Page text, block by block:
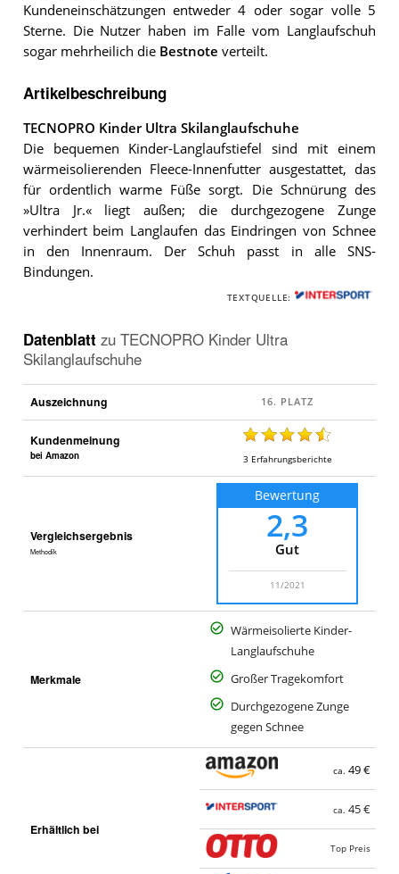
Kundeneinschätzungen entweder 4 oder sogar volle 5
Sterne. Die Nutzer haben im Falle vom Langlaufschuh
sogar mehrheilich die Bestnote verteilt.
Artikelbeschreibung
TECNOPRO Kinder Ultra Skilanglaufschuhe
Die bequemen Kinder-Langlaufstiefel sind mit einem
wärmeisolierenden Fleece-Innenfutter ausgestattet, das
für ordentlich warme Füße sorgt. Die Schnürung des
»Ultra Jr.« liegt außen; die durchgezogene Zunge
verhindert beim Langlaufen das Eindringen von Schnee
in den Innenraum. Der Schuh passt in alle SNS-
Bindungen.
TEXTQUELLE:
Datenblatt zu TECNOPRO Kinder Ultra
Skilanglaufschuhe
Auszeichnung
Kundenmeinung
bei Amazon 3 Erfahrungsberichte
Vergleichsergebnis
Methodik
Bewertung
2,3
Gut
11/2021
Merkmale
Wärmeisolierte Kinder-
Langlaufschuhe
Großer Tragekomfort
Durchgezogene Zunge
gegen Schnee
Erhältlich bei
ca. 49 €
ca. 45 €
Top Preis